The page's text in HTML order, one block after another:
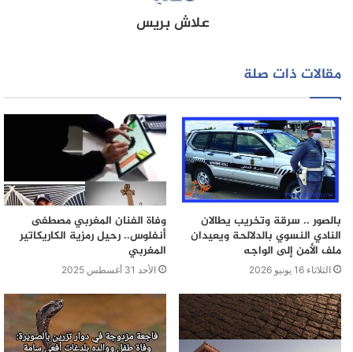
الجريمة دوافع وخلفيات عاطفية.
علاش بريس
مقالات ذات صلة
بالصور .. سرقة وتخريب يطالان
النادي النسوي بالدلالحة ويعيدان
ملف الأمن إلى الواجه
الثلاثاء 16 يونيو 2026
وفاة الفنان المغربي مصطفى
أنفلوس.. رحيل رمزية الكاريكاتير
المغربي
الأحد 31 أغسطس 2025